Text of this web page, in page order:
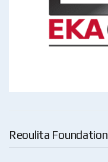
Reoulita Foundation